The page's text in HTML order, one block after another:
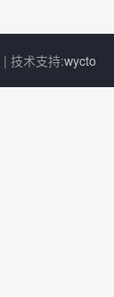
| 技术支持:wycto